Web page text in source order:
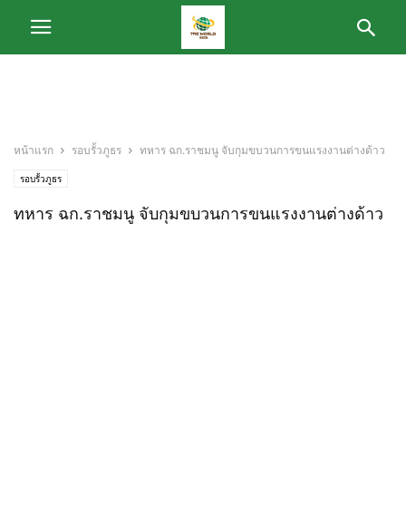
หน้าแรก รอบรั้วภูธร ทหาร ฉก.ราชมนู จับกุมขบวนการขนแรงงานต่างด้าว
รอบรั้วภูธร
ทหาร ฉก.ราชมนู จับกุมขบวนการขนแรงงานต่างด้าว